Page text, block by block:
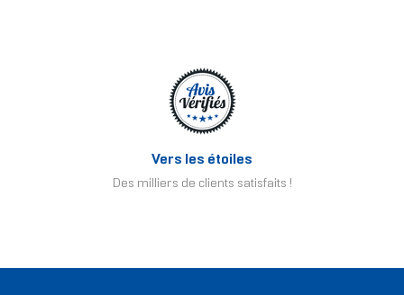
Vers les étoiles
Des milliers de clients satisfaits !